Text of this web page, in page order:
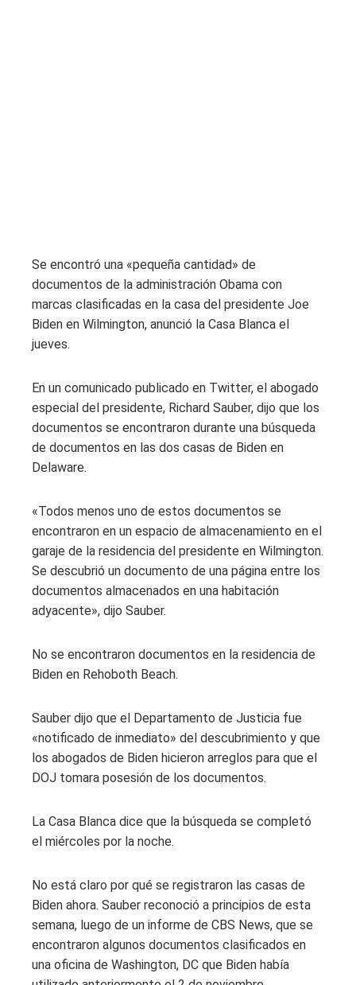
Se encontró una «pequeña cantidad» de
documentos de la administración Obama con
marcas clasificadas en la casa del presidente Joe
Biden en Wilmington, anunció la Casa Blanca el
jueves.
En un comunicado publicado en Twitter, el abogado
especial del presidente, Richard Sauber, dijo que los
documentos se encontraron durante una búsqueda
de documentos en las dos casas de Biden en
Delaware.
«Todos menos uno de estos documentos se
encontraron en un espacio de almacenamiento en el
garaje de la residencia del presidente en Wilmington.
Se descubrió un documento de una página entre los
documentos almacenados en una habitación
adyacente», dijo Sauber.
No se encontraron documentos en la residencia de
Biden en Rehoboth Beach.
Sauber dijo que el Departamento de Justicia fue
«notificado de inmediato» del descubrimiento y que
los abogados de Biden hicieron arreglos para que el
DOJ tomara posesión de los documentos.
La Casa Blanca dice que la búsqueda se completó
el miércoles por la noche.
No está claro por qué se registraron las casas de
Biden ahora. Sauber reconoció a principios de esta
semana, luego de un informe de CBS News, que se
encontraron algunos documentos clasificados en
una oficina de Washington, DC que Biden había